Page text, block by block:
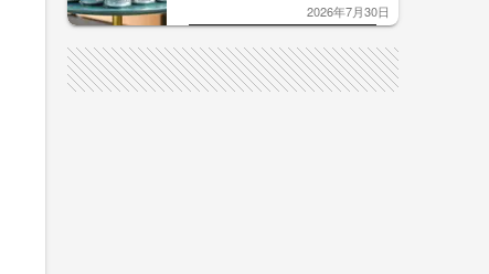
した「辛口カーブ」が飲み頃の
2026年7月30日